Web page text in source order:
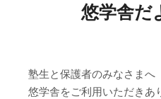
悠学舎だ
塾生と保護者のみなさまへ
悠学舎をご利用いただきあ